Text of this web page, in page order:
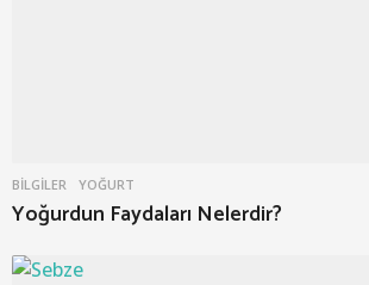
BILGILER YOĞURT
Yoğurdun Faydaları Nelerdir?